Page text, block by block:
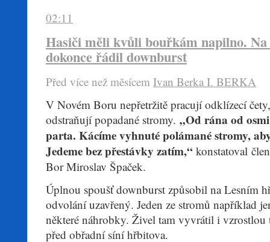
02:11
Hasiči měli kvůli bouřkám napilno. Na
dokonce řádil downburst
Před více než mĕsícem Ivan Berka I. BERKA
​V Novém Boru nepřetržitě pracují odklízecí
odstraňují popadané stromy. „Od rána od
parta. Kácíme vyhnuté polámané stromy,
Jedeme bez přestávky zatím,“ konstatoval
Bor Miroslav Špaček.
Úplnou spoušť downburst způsobil na Lesním
odvolání uzavřený. Jeden ze stromů například
některé náhrobky. Živel tam vyvrátil i vzrostlou
před obřadní síní hřbitova.